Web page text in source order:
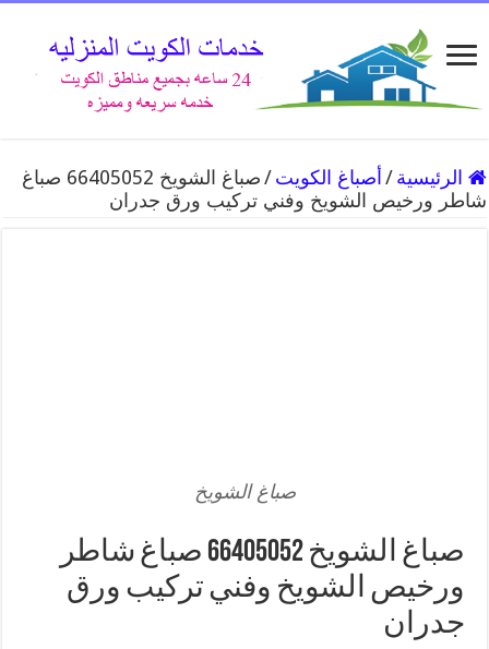
الرئيسية /أصباغ الكويت /
صباغ الشويخ 66405052 صباغ
شاطر ورخيص الشويخ وفني تركيب ورق جدران
صباغ الشويخ
صباغ الشويخ 66405052 صباغ شاطر
ورخيص الشويخ وفني تركيب ورق
جدران